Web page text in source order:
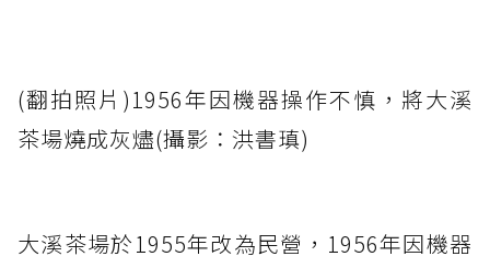
(翻拍照片)1956年因機器操作不慎，將大溪
茶場燒成灰燼(攝影：洪書瑱)
大溪茶場於1955年改為民營，1956年因機器